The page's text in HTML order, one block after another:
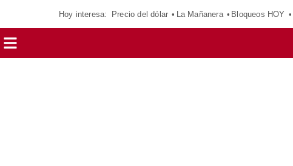
Hoy interesa: Precio del dólar La Mañanera Bloqueos HOY